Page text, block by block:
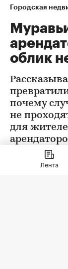
Городская
облик
почему
не
для
Лента